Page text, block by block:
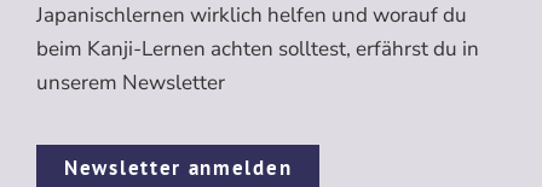
Japanischlernen wirklich helfen und worauf du
beim Kanji-Lernen achten solltest, erfährst du in
unserem Newsletter
Newsletter anmelden